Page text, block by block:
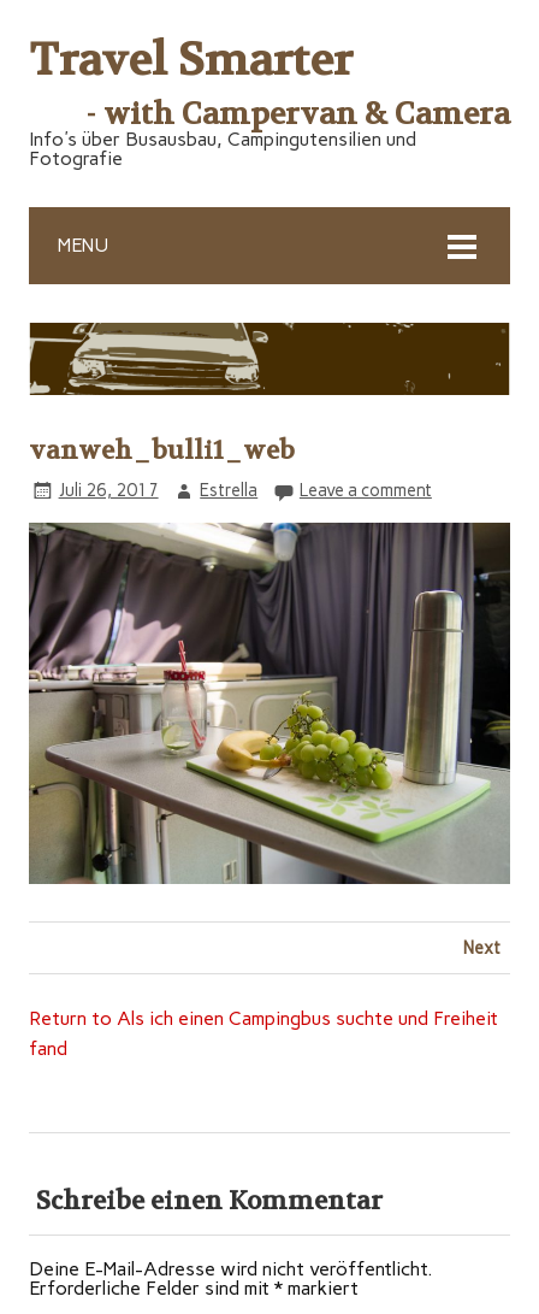
Travel Smarter
- with Campervan & Camera
Info's über Busausbau, Campingutensilien und
Fotografie
MENU
vanweh_bulli1_web
Juli 26, 2017 Estrella Leave a comment
Next
Return to Als ich einen Campingbus suchte und Freiheit
fand
Schreibe einen Kommentar
Deine E-Mail-Adresse wird nicht veröffentlicht.
Erforderliche Felder sind mit * markiert